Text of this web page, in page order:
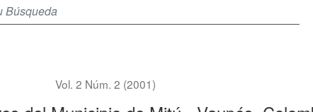
Vol. 2 Núm. 2 (2001)